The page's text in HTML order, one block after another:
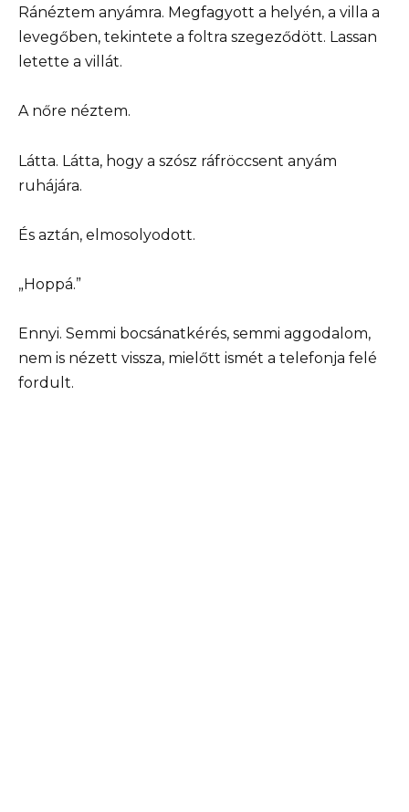
Ránéztem anyámra. Megfagyott a helyén, a villa a
levegőben, tekintete a foltra szegeződött. Lassan
letette a villát.
A nőre néztem.
Látta. Látta, hogy a szósz ráfröccsent anyám
ruhájára.
És aztán, elmosolyodott.
„Hoppá.”
Ennyi. Semmi bocsánatkérés, semmi aggodalom,
nem is nézett vissza, mielőtt ismét a telefonja felé
fordult.